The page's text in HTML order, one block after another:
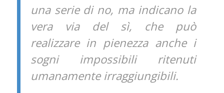
una serie di no, ma indicano la
vera via del sì, che può
realizzare in pienezza anche i
sogni impossibili ritenuti
umanamente irraggiungibili.